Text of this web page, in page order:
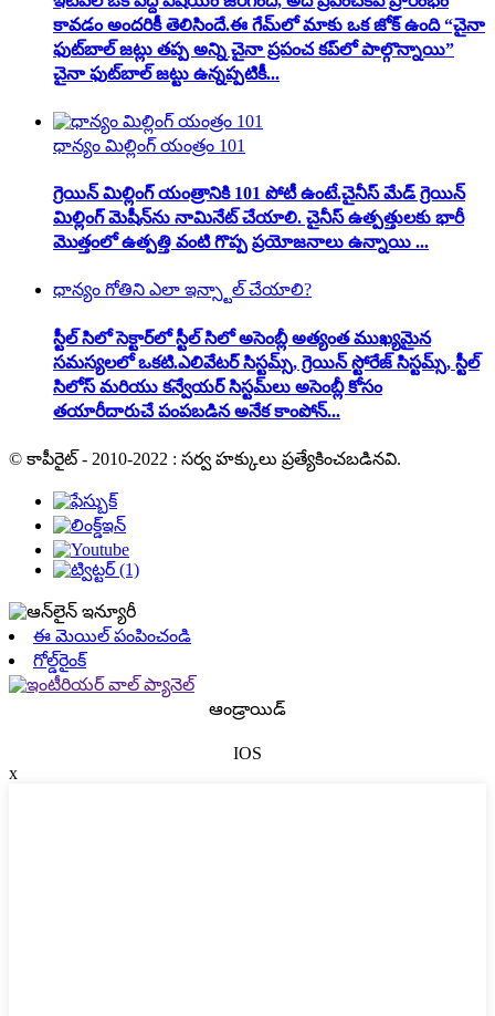
కావడం అందరికీ తెలిసిందే.ఈ గేమ్‌లో మాకు ఒక జోక్ ఉంది “చైనా
ఫుట్‌బాల్ జట్లు తప్ప అన్ని చైనా ప్రపంచ కప్‌లో పాల్గొన్నాయి”
చైనా ఫుట్‌బాల్ జట్టు ఉన్నప్పటికీ...
ధాన్యం మిల్లింగ్ యంత్రం 101
గ్రెయిన్ మిల్లింగ్ యంత్రానికి 101 పోటీ ఉంటే.చైనీస్ మేడ్ గ్రెయిన్
మిల్లింగ్ మెషీన్‌ను నామినేట్ చేయాలి. చైనీస్ ఉత్పత్తులకు భారీ
మొత్తంలో ఉత్పత్తి వంటి గొప్ప ప్రయోజనాలు ఉన్నాయి ...
ధాన్యం గోతిని ఎలా ఇన్స్టాల్ చేయాలి?
స్టీల్ సిలో సెక్టార్‌లో స్టీల్ సిలో అసెంబ్లీ అత్యంత ముఖ్యమైన
సమస్యలలో ఒకటి.ఎలివేటర్ సిస్టమ్స్, గ్రెయిన్ స్టోరేజ్ సిస్టమ్స్, స్టీల్
సిలోస్ మరియు కన్వేయర్ సిస్టమ్‌లు అసెంబ్లీ కోసం
తయారీదారుచే పంపబడిన అనేక కాంపోన్...
© కాపీరైట్ - 2010-2022 : సర్వ హక్కులు ప్రత్యేకించబడినవి.
ఈ మెయిల్ పంపించండి
గోల్డ్‌రైంక్
ఆండ్రాయిడ్
IOS
x